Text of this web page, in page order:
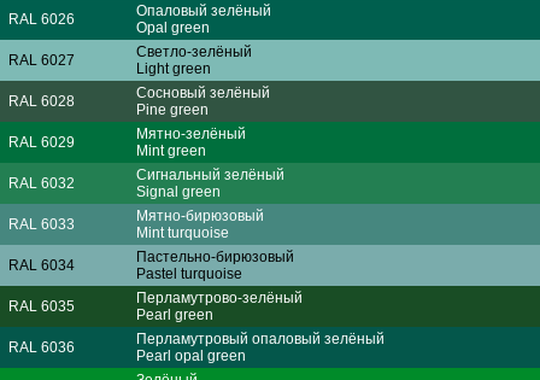
RAL 6026
Опаловый зелёный
Opal green
RAL 6027
Светло-зелёный
Light green
RAL 6028
Сосновый зелёный
Pine green
RAL 6029
Мятно-зелёный
Mint green
RAL 6032
Сигнальный зелёный
Signal green
RAL 6033
Мятно-бирюзовый
Mint turquoise
RAL 6034
Пастельно-бирюзовый
Pastel turquoise
RAL 6035
Перламутрово-зелёный
Pearl green
RAL 6036
Перламутровый опаловый зелёный
Pearl opal green